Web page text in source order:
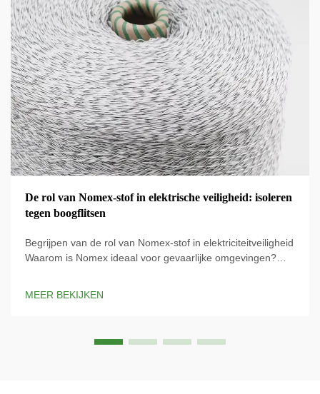
De rol van Nomex-stof in elektrische veiligheid: isoleren
tegen boogflitsen
Begrijpen van de rol van Nomex-stof in elektriciteitveiligheid
Waarom is Nomex ideaal voor gevaarlijke omgevingen?
MEER BEKIJKEN